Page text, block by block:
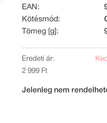
EAN:
Kötésmód:
Tömeg [g]:
Eredeti ár:
2 999 Ft
Jelenleg nem